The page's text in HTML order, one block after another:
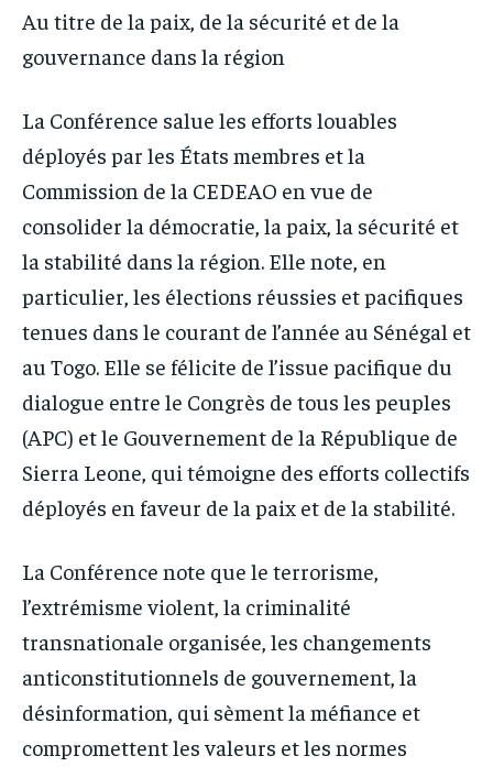
Au titre de la paix, de la sécurité et de la
gouvernance dans la région
La Conférence salue les efforts louables
déployés par les États membres et la
Commission de la CEDEAO en vue de
consolider la démocratie, la paix, la sécurité et
la stabilité dans la région. Elle note, en
particulier, les élections réussies et pacifiques
tenues dans le courant de l’année au Sénégal et
au Togo. Elle se félicite de l’issue pacifique du
dialogue entre le Congrès de tous les peuples
(APC) et le Gouvernement de la République de
Sierra Leone, qui témoigne des efforts collectifs
déployés en faveur de la paix et de la stabilité.
La Conférence note que le terrorisme,
l’extrémisme violent, la criminalité
transnationale organisée, les changements
anticonstitutionnels de gouvernement, la
désinformation, qui sèment la méfiance et
compromettent les valeurs et les normes